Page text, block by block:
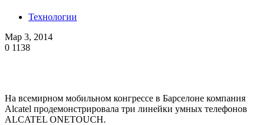
Технологии
Мар 3, 2014
0 1138
На всемирном мобильном конгрессе в Барселоне компания
Alcatel продемонстрировала три линейки умных телефонов
ALCATEL ONETOUCH.